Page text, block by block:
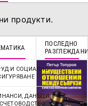
продукти.
И СОЦИАЛНО
ДАНЪЦИ
ПОСЛЕДНО
РАЗГЛЕЖДАНИ